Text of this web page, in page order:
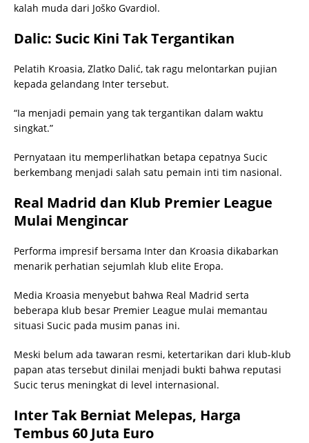
kalah muda dari Joško Gvardiol.
Dalic: Sucic Kini Tak Tergantikan
Pelatih Kroasia, Zlatko Dalić, tak ragu melontarkan pujian
kepada gelandang Inter tersebut.
“Ia menjadi pemain yang tak tergantikan dalam waktu
singkat.”
Pernyataan itu memperlihatkan betapa cepatnya Sucic
berkembang menjadi salah satu pemain inti tim nasional.
Real Madrid dan Klub Premier League
Mulai Mengincar
Performa impresif bersama Inter dan Kroasia dikabarkan
menarik perhatian sejumlah klub elite Eropa.
Media Kroasia menyebut bahwa Real Madrid serta
beberapa klub besar Premier League mulai memantau
situasi Sucic pada musim panas ini.
Meski belum ada tawaran resmi, ketertarikan dari klub-klub
papan atas tersebut dinilai menjadi bukti bahwa reputasi
Sucic terus meningkat di level internasional.
Inter Tak Berniat Melepas, Harga
Tembus 60 Juta Euro